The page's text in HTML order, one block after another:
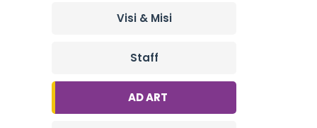
Visi & Misi
Staff
AD ART